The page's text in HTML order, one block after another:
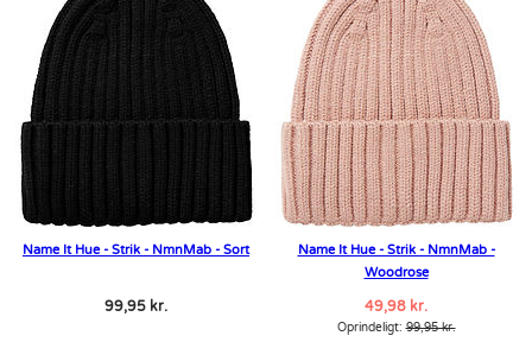
Name It Hue - Strik - NmnMab - Sort
99,95 kr.
Name It Hue - Strik - NmnMab -
Woodrose
49,98 kr.
Oprindeligt:99,95 kr.